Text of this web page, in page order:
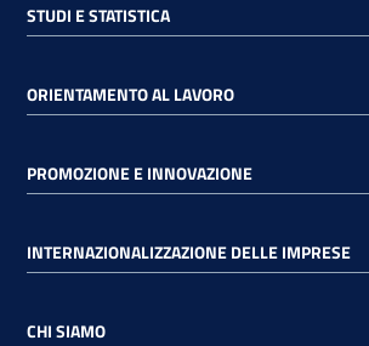
su
STUDI E STATISTICA
ORIENTAMENTO AL LAVORO
PROMOZIONE E INNOVAZIONE
INTERNAZIONALIZZAZIONE DELLE IMPRESE
CHI SIAMO